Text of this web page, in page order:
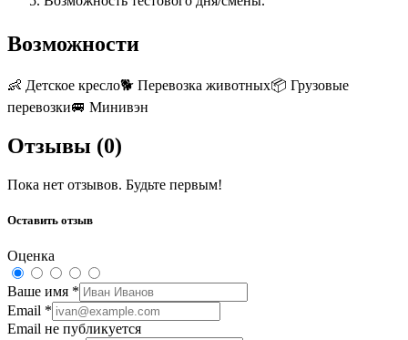
Возможности
👶 Детское кресло🐕 Перевозка животных📦 Грузовые
перевозки🚐 Минивэн
Отзывы (0)
Пока нет отзывов. Будьте первым!
Оставить отзыв
Оценка
Ваше имя *
Email *
Email не публикуется